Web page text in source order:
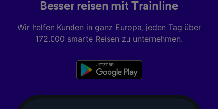
Besser reisen mit Trainline
Wir helfen Kunden in ganz Europa, jeden Tag über
172.000 smarte Reisen zu unternehmen.